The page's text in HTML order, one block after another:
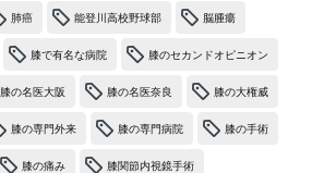
肺癌 能登川高校野球部 脳腫瘍
膝で有名な病院 膝のセカンドオピニオン
膝の名医大阪 膝の名医奈良 膝の大権威
膝の専門外来 膝の専門病院 膝の手術
膝の痛み 膝関節内視鏡手術